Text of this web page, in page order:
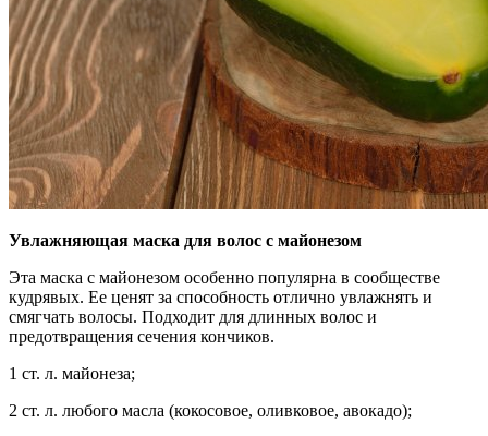
Увлажняющая маска для волос с майонезом
Эта маска с майонезом особенно популярна в сообществе
кудрявых. Ее ценят за способность отлично увлажнять и
смягчать волосы. Подходит для длинных волос и
предотвращения сечения кончиков.
1 ст. л. майонеза;
2 ст. л. любого масла (кокосовое, оливковое, авокадо);